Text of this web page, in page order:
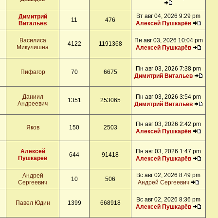
Димитрий
Витальев
11 476
Вт авг 04, 2026 9:29 pm
Алексей Пушкарёв
Василиса
Микулишна
4122 1191368
Пн авг 03, 2026 10:04 pm
Алексей Пушкарёв
Пифагор 70 6675
Пн авг 03, 2026 7:38 pm
Димитрий Витальев
Даниил
Андреевич
1351 253065
Пн авг 03, 2026 3:54 pm
Димитрий Витальев
Яков 150 2503
Пн авг 03, 2026 2:42 pm
Алексей Пушкарёв
Алексей
Пушкарёв
644 91418
Пн авг 03, 2026 1:47 pm
Алексей Пушкарёв
Андрей
Сергеевич
10 506
Вс авг 02, 2026 8:49 pm
Андрей Сергеевич
Павел Юдин 1399 668918
Вс авг 02, 2026 8:36 pm
Алексей Пушкарёв